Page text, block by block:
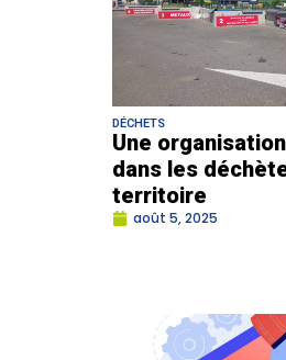
DÉCHETS
Une
dans les
territoire
août 5, 2025